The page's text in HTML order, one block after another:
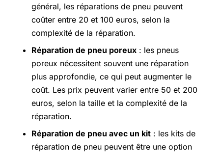
général, les réparations de pneu peuvent
coûter entre 20 et 100 euros, selon la
complexité de la réparation.
Réparation de pneu poreux : les pneus
poreux nécessitent souvent une réparation
plus approfondie, ce qui peut augmenter le
coût. Les prix peuvent varier entre 50 et 200
euros, selon la taille et la complexité de la
réparation.
Réparation de pneu avec un kit : les kits de
réparation de pneu peuvent être une option